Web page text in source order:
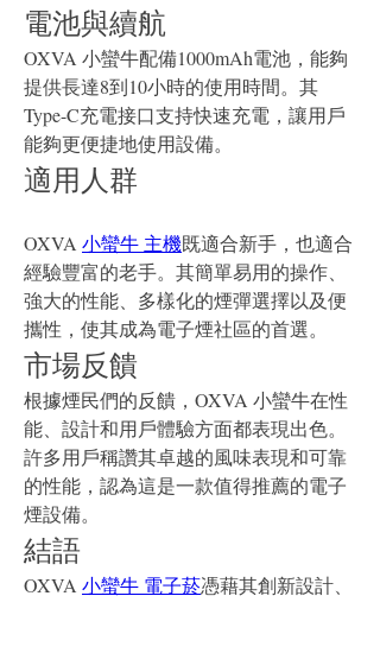
電池與續航
OXVA 小蠻牛配備1000mAh電池，能夠
提供長達8到10小時的使用時間。其
Type-C充電接口支持快速充電，讓用戶
能夠更便捷地使用設備。
適用人群
OXVA 小蠻牛 主機既適合新手，也適合
經驗豐富的老手。其簡單易用的操作、
強大的性能、多樣化的煙彈選擇以及便
攜性，使其成為電子煙社區的首選。
市場反饋
根據煙民們的反饋，OXVA 小蠻牛在性
能、設計和用戶體驗方面都表現出色。
許多用戶稱讚其卓越的風味表現和可靠
的性能，認為這是一款值得推薦的電子
煙設備。
結語
OXVA 小蠻牛 電子菸憑藉其創新設計、